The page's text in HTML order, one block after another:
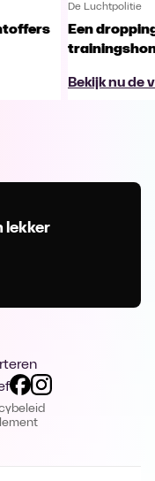
De Luchtpolitie
Een
Bekijk nu de
lekker